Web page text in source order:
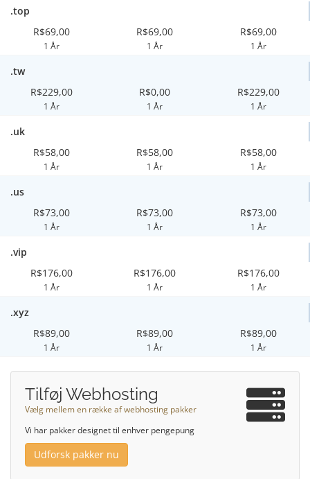
.top
R$69,00
1 År
R$69,00
1 År
R$69,00
1 År
.tw
R$229,00
1 År
R$0,00
1 År
R$229,00
1 År
.uk
R$58,00
1 År
R$58,00
1 År
R$58,00
1 År
.us
R$73,00
1 År
R$73,00
1 År
R$73,00
1 År
.vip
R$176,00
1 År
R$176,00
1 År
R$176,00
1 År
.xyz
R$89,00
1 År
R$89,00
1 År
R$89,00
1 År
Tilføj Webhosting
Vælg mellem en række af webhosting pakker
Vi har pakker designet til enhver pengepung
Udforsk pakker nu